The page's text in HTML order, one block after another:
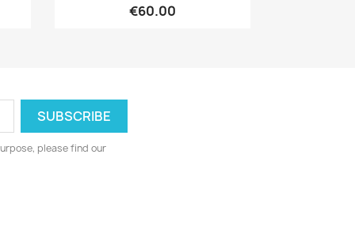
€60.00
please find our